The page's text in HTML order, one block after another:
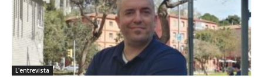
L'entrevista